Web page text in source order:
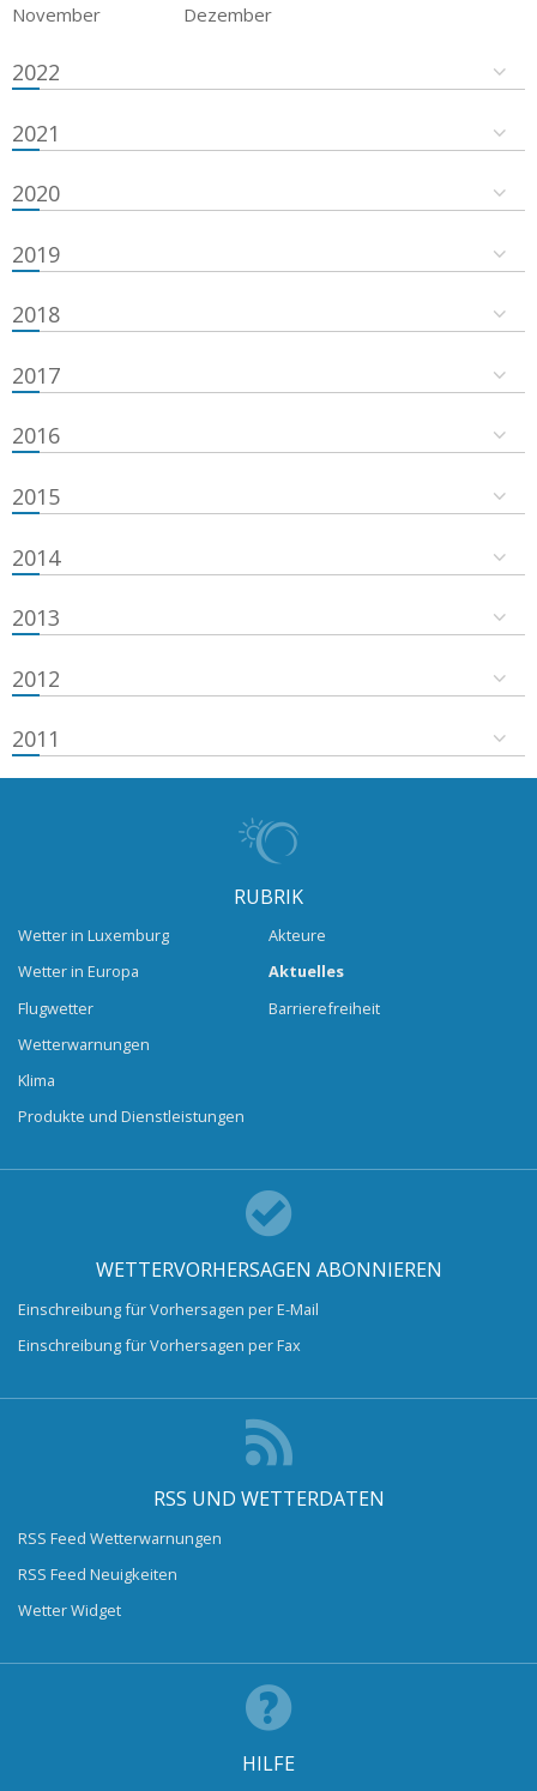
November
Dezember
2022
2021
2020
2019
2018
2017
2016
2015
2014
2013
2012
2011
RUBRIK
Wetter in Luxemburg
Wetter in Europa
Flugwetter
Wetterwarnungen
Klima
Produkte und Dienstleistungen
Akteure
Aktuelles
Barrierefreiheit
WETTERVORHERSAGEN ABONNIEREN
Einschreibung für Vorhersagen per E-Mail
Einschreibung für Vorhersagen per Fax
RSS UND WETTERDATEN
RSS Feed Wetterwarnungen
RSS Feed Neuigkeiten
Wetter Widget
HILFE